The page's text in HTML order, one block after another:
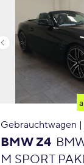
Gebrauchtwagen |
BMW Z4
M SPORT